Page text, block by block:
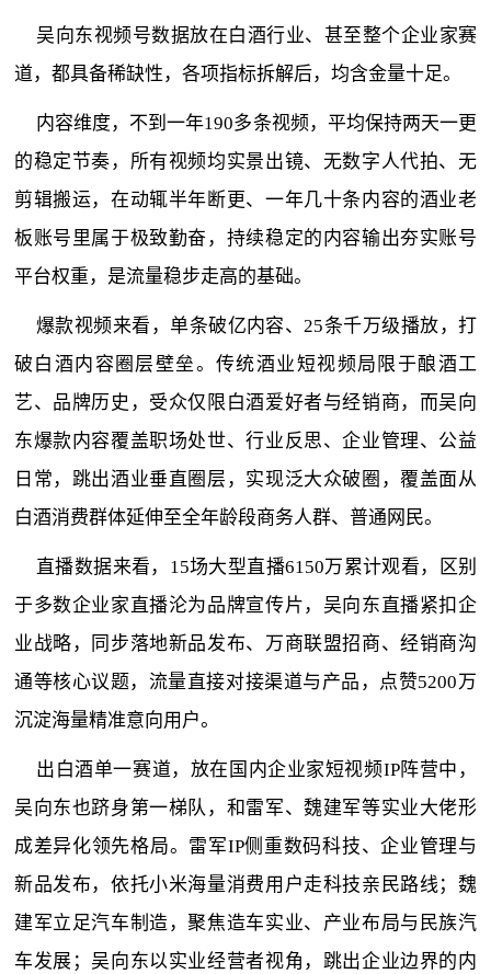
吴向东视频号数据放在白酒行业、甚至整个企业家赛
道，都具备稀缺性，各项指标拆解后，均含金量十足。
内容维度，不到一年190多条视频，平均保持两天一更
的稳定节奏，所有视频均实景出镜、无数字人代拍、无
剪辑搬运，在动辄半年断更、一年几十条内容的酒业老
板账号里属于极致勤奋，持续稳定的内容输出夯实账号
平台权重，是流量稳步走高的基础。
爆款视频来看，单条破亿内容、25条千万级播放，打
破白酒内容圈层壁垒。传统酒业短视频局限于酿酒工
艺、品牌历史，受众仅限白酒爱好者与经销商，而吴向
东爆款内容覆盖职场处世、行业反思、企业管理、公益
日常，跳出酒业垂直圈层，实现泛大众破圈，覆盖面从
白酒消费群体延伸至全年龄段商务人群、普通网民。
直播数据来看，15场大型直播6150万累计观看，区别
于多数企业家直播沦为品牌宣传片，吴向东直播紧扣企
业战略，同步落地新品发布、万商联盟招商、经销商沟
通等核心议题，流量直接对接渠道与产品，点赞5200万
沉淀海量精准意向用户。
出白酒单一赛道，放在国内企业家短视频IP阵营中，
吴向东也跻身第一梯队，和雷军、魏建军等实业大佬形
成差异化领先格局。雷军IP侧重数码科技、企业管理与
新品发布，依托小米海量消费用户走科技亲民路线；魏
建军立足汽车制造，聚焦造车实业、产业布局与民族汽
车发展；吴向东以实业经营者视角，跳出企业边界的内